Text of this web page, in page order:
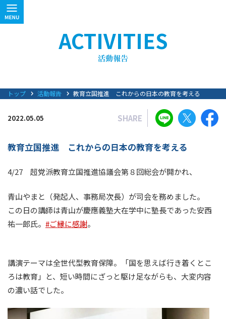
ACTIVITIES
トップ 活動報告 教育立国推進 これからの日本の教育を考える
2022.05.05 SHARE
教育立国推進 これからの日本の教育を考える
4/27 超党派教育立国推進協議会第８回総会が開かれ、
青山やまと（発起人、事務局次長）が司会を務めました。
この日の講師は青山が慶應義塾大在学中に塾長であった安西
祐一郎氏。 #ご縁に感謝。
講演テーマは全世代型教育保障。「国を思えば行き着くとこ
ろは教育」と、短い時間にざっと駆け足ながらも、大変内容
の濃い話でした。